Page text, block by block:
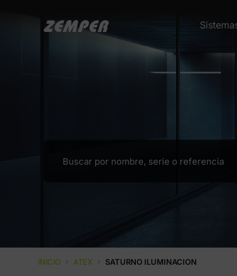
INICIO › ATEX › SATURNO ILUMINACION